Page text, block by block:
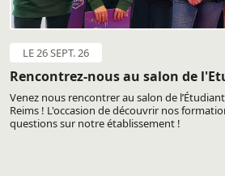
LE 26 SEPT. 26
Rencontrez-nous au salon de
Venez nous rencontrer au salon de
Reims ! L'occasion de découvrir nos
questions sur notre établissement !